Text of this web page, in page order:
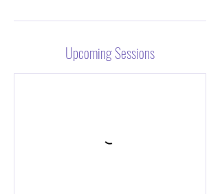
Upcoming Sessions